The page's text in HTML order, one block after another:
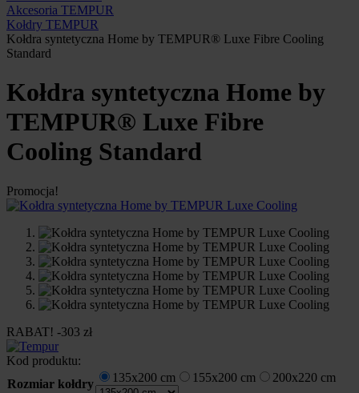
Akcesoria TEMPUR
Kołdry TEMPUR
Kołdra syntetyczna Home by TEMPUR® Luxe Fibre Cooling
Standard
Kołdra syntetyczna Home by
TEMPUR® Luxe Fibre
Cooling Standard
Promocja!
RABAT! -303 zł
Kod produktu:
Rozmiar kołdry
135x200 cm 155x200 cm 200x220 cm